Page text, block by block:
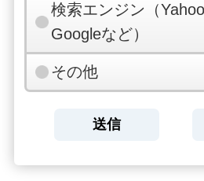
検索エンジン（
Googleなど）
その他